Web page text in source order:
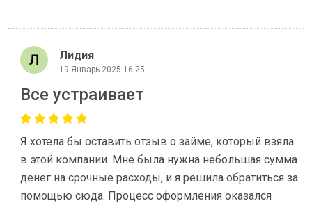
Лидия
19 Январь 2025 16:25
Все устраивает
Я хотела бы оставить отзыв о займе, который взяла
в этой компании. Мне была нужна небольшая сумма
денег на срочные расходы, и я решила обратиться за
помощью сюда. Процесс оформления оказался